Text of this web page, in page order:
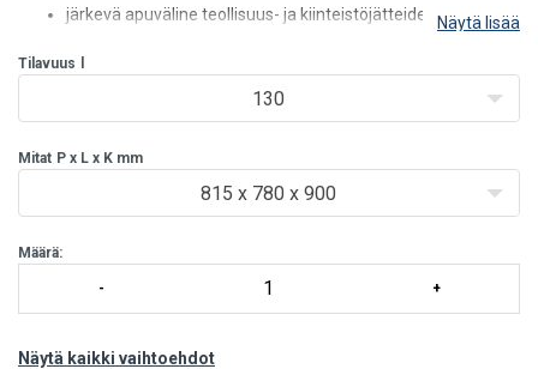
järkevä apuväline teollisuus- ja kiinteistöjätteiden
automaattikippaus päin ajettaessa vakiona (myös
Näytä lisää
Tilavuus
130
Mitat P x L x K mm
815 x 780 x 900
Määrä:
Näytä kaikki vaihtoehdot